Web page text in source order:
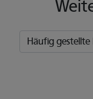
Häufig gestellte